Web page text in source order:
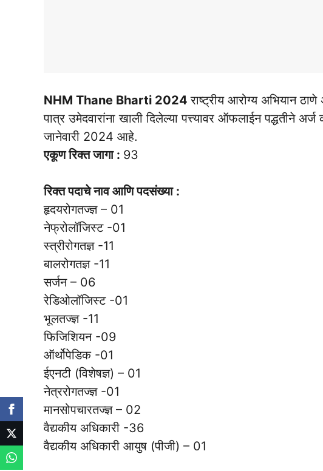
NHM Thane Bharti 2024राष्ट्रीय आरोग्य अभियान ठाणे
पात्र उमेदवारांना खाली दिलेल्या पत्त्यावर ऑफलाईन पद्धतीने
जानेवारी 2024 आहे.
एकूण रिक्त जागा : 93
रिक्त पदाचे नाव आणि पदसंख्या :
हृदयरोगतज्ज्ञ – 01
नेफ्रोलॉजिस्ट -01
स्त्रीरोगतज्ञ -11
बालरोगतज्ञ -11
सर्जन – 06
रेडिओलॉजिस्ट -01
भूलतज्ज्ञ -11
फिजिशियन -09
ऑर्थोपेडिक -01
ईएनटी (विशेषज्ञ) – 01
नेत्ररोगतज्ज्ञ -01
मानसोपचारतज्ज्ञ – 02
वैद्यकीय अधिकारी -36
वैद्यकीय अधिकारी आयुष (पीजी) – 01